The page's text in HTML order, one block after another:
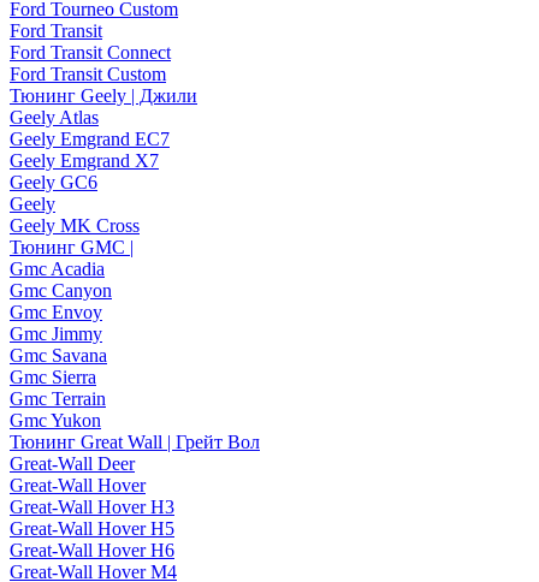
Ford Tourneo Custom
Ford Transit
Ford Transit Connect
Ford Transit Custom
Тюнинг Geely | Джили
Geely Atlas
Geely Emgrand EC7
Geely Emgrand X7
Geely GC6
Geely
Geely MK Cross
Тюнинг GMC |
Gmc Acadia
Gmc Canyon
Gmc Envoy
Gmc Jimmy
Gmc Savana
Gmc Sierra
Gmc Terrain
Gmc Yukon
Тюнинг Great Wall | Грейт Вол
Great-Wall Deer
Great-Wall Hover
Great-Wall Hover H3
Great-Wall Hover H5
Great-Wall Hover H6
Great-Wall Hover M4